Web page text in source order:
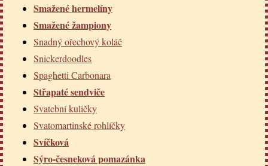
Smažené hermelíny
Smažené žampiony
Snadný ořechový koláč
Snickerdoodles
Spaghetti Carbonara
Střapaté sendviče
Svatební kuličky
Svatomartinské rohlíčky
Svíčková
Sýro-česneková pomazánka